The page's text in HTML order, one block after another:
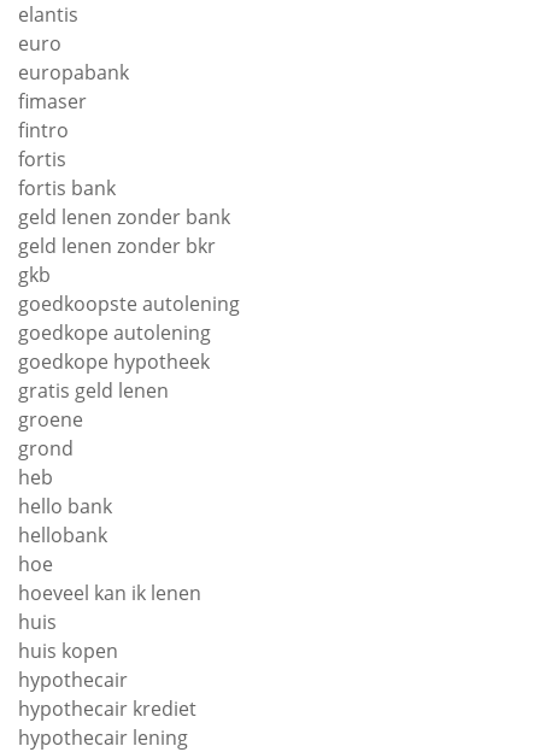
elantis
euro
europabank
fimaser
fintro
fortis
fortis bank
geld lenen zonder bank
geld lenen zonder bkr
gkb
goedkoopste autolening
goedkope autolening
goedkope hypotheek
gratis geld lenen
groene
grond
heb
hello bank
hellobank
hoe
hoeveel kan ik lenen
huis
huis kopen
hypothecair
hypothecair krediet
hypothecair lening